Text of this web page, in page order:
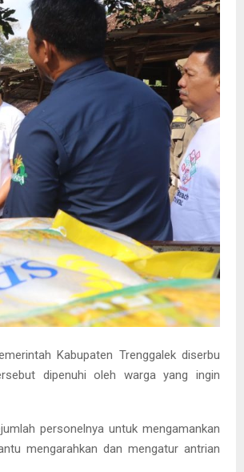
Kabupaten Trenggalek diserbu
dipenuhi oleh warga yang ingin
personelnya untuk mengamankan
mengarahkan dan mengatur antrian